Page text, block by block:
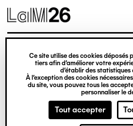
Gestion des cookies
Ce site utilise des cookies déposés
tiers afin d’améliorer votre
d’établir des statistiques
À l’exception des cookies
du site, vous pouvez tous les
personnaliser le
Tout accepter
contenu
© Crédit photo : Nicolas
métropole musée d’art
contemporain et d’art brut